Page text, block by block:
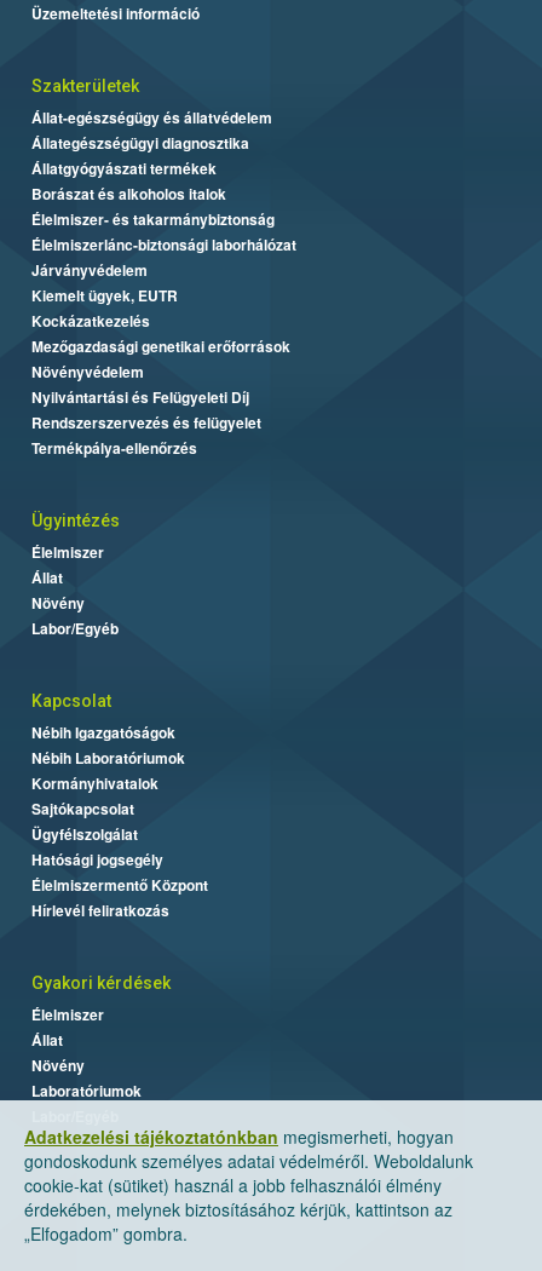
Adatkezelési tájékoztatónkban megismerheti, hogyan
gondoskodunk személyes adatai védelméről. Weboldalunk
cookie-kat (sütiket) használ a jobb felhasználói élmény
érdekében, melynek biztosításához kérjük, kattintson az
„Elfogadom” gombra.
Üzemeltetési információ
Szakterületek
Állat-egészségügy és állatvédelem
Állategészségügyi diagnosztika
Állatgyógyászati termékek
Borászat és alkoholos italok
Élelmiszer- és takarmánybiztonság
Élelmiszerlánc-biztonsági laborhálózat
Járványvédelem
Kiemelt ügyek, EUTR
Kockázatkezelés
Mezőgazdasági genetikai erőforrások
Növényvédelem
Nyilvántartási és Felügyeleti Díj
Rendszerszervezés és felügyelet
Termékpálya-ellenőrzés
Ügyintézés
Élelmiszer
Állat
Növény
Labor/Egyéb
Kapcsolat
Nébih Igazgatóságok
Nébih Laboratóriumok
Kormányhivatalok
Sajtókapcsolat
Ügyfélszolgálat
Hatósági jogsegély
Élelmiszermentő Központ
Hírlevél feliratkozás
Gyakori kérdések
Élelmiszer
Állat
Növény
Laboratóriumok